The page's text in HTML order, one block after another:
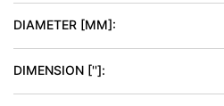
DIAMETER [MM]:
DIMENSION ['']: